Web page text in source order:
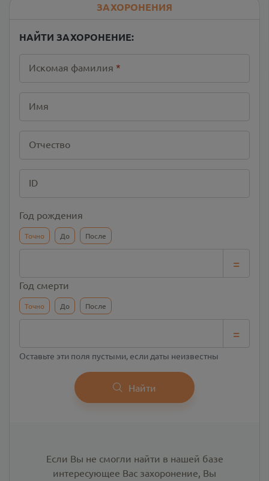
ЗАХОРОНЕНИЯ
НАЙТИ ЗАХОРОНЕНИЕ:
Искомая фамилия *
Имя
Отчество
ID
Год рождения
Точно До После
=
Год смерти
Точно До После
=
Оставьте эти поля пустыми, если даты неизвестны
Найти
Если Вы не смогли найти в нашей базе
интересующее Вас захоронение, Вы